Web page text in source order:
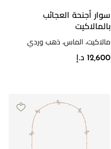
سوار أجنحة العجائب
بالمالاكيت
مالاكيت، الماس، ذهب وردي
12,600 د.إ